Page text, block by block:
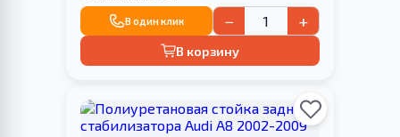
В один клик − +
В корзину